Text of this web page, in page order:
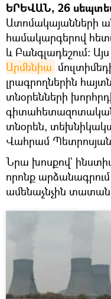
ԵՐԵՎԱՆ, 26
Ատոմակայանների
համակարգերով
և Բանգլադեշում։
Արմենիա
լրագրողներին
տնօրենների
տնօրեն,
Վահրամ
Նրա խոսքով`
որոնք
ամենաչնչին